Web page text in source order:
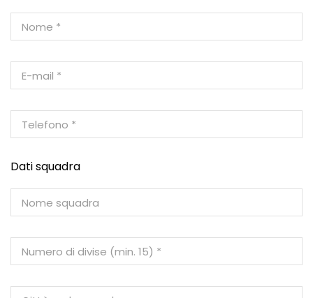
Dati squadra